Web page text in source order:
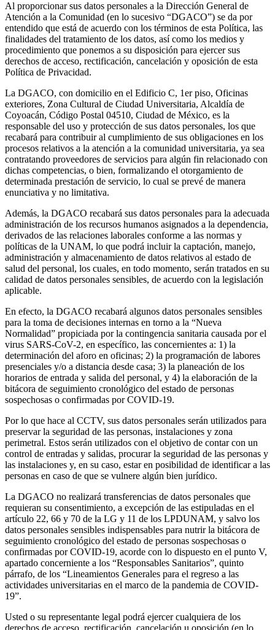
Al proporcionar sus datos personales a la Dirección General de
Atención a la Comunidad (en lo sucesivo “DGACO”) se da por
entendido que está de acuerdo con los términos de esta Política, las
finalidades del tratamiento de los datos, así como los medios y
procedimiento que ponemos a su disposición para ejercer sus
derechos de acceso, rectificación, cancelación y oposición de esta
Política de Privacidad.
La DGACO, con domicilio en el Edificio C, 1er piso, Oficinas
exteriores, Zona Cultural de Ciudad Universitaria, Alcaldía de
Coyoacán, Código Postal 04510, Ciudad de México, es la
responsable del uso y protección de sus datos personales, los que
recabará para contribuir al cumplimiento de sus obligaciones en los
procesos relativos a la atención a la comunidad universitaria, ya sea
contratando proveedores de servicios para algún fin relacionado con
dichas competencias, o bien, formalizando el otorgamiento de
determinada prestación de servicio, lo cual se prevé de manera
enunciativa y no limitativa.
Además, la DGACO recabará sus datos personales para la adecuada
administración de los recursos humanos asignados a la dependencia,
derivados de las relaciones laborales conforme a las normas y
políticas de la UNAM, lo que podrá incluir la captación, manejo,
administración y almacenamiento de datos relativos al estado de
salud del personal, los cuales, en todo momento, serán tratados en su
calidad de datos personales sensibles, de acuerdo con la legislación
aplicable.
En efecto, la DGACO recabará algunos datos personales sensibles
para la toma de decisiones internas en torno a la “Nueva
Normalidad” propiciada por la contingencia sanitaria causada por el
virus SARS-CoV-2, en específico, las concernientes a: 1) la
determinación del aforo en oficinas; 2) la programación de labores
presenciales y/o a distancia desde casa; 3) la planeación de los
horarios de entrada y salida del personal, y 4) la elaboración de la
bitácora de seguimiento cronológico del estado de personas
sospechosas o confirmadas por COVID-19.
Por lo que hace al CCTV, sus datos personales serán utilizados para
preservar la seguridad de las personas, instalaciones y zona
perimetral. Estos serán utilizados con el objetivo de contar con un
control de entradas y salidas, procurar la seguridad de las personas y
las instalaciones y, en su caso, estar en posibilidad de identificar a las
personas en caso de que se vulnere algún bien jurídico.
La DGACO no realizará transferencias de datos personales que
requieran su consentimiento, a excepción de las estipuladas en el
artículo 22, 66 y 70 de la LG y 11 de los LPDUNAM, y salvo los
datos personales sensibles indispensables para nutrir la bitácora de
seguimiento cronológico del estado de personas sospechosas o
confirmadas por COVID-19, acorde con lo dispuesto en el punto V,
apartado concerniente a los “Responsables Sanitarios”, quinto
párrafo, de los “Lineamientos Generales para el regreso a las
actividades universitarias en el marco de la pandemia de COVID-
19”.
Usted o su representante legal podrá ejercer cualquiera de los